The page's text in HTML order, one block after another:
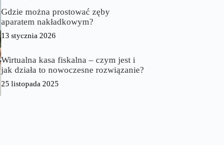
Gdzie można prostować zęby
aparatem nakładkowym?
13 stycznia 2026
Wirtualna kasa fiskalna – czym jest i
jak działa to nowoczesne rozwiązanie?
25 listopada 2025